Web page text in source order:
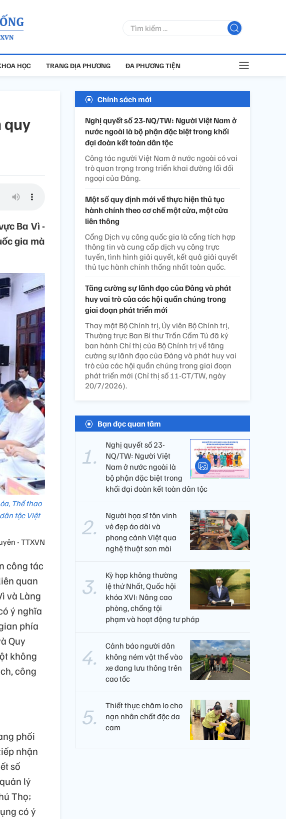
HỌC TRANG ĐỊA PHƯƠNG ĐA PHƯƠNG TIỆN
quy
Ba Vì -
gia mà
Thể thao
tộc Việt
- TTXVN
công tác
quan
và Làng
ý nghĩa
phía
Quy
không
công
phối
nhận
số
lý
Thọ;
có ý
Chính sách mới
Nghị quyết số 23-NQ/TW: Người Việt Nam ở
nước ngoài là bộ phận đặc biệt trong khối
đại đoàn kết toàn dân tộc
Công tác người Việt Nam ở nước ngoài có vai
trò quan trọng trong triển khai đường lối đối
ngoại của Đảng.
Một số quy định mới về thực hiện thủ tục
hành chính theo cơ chế một cửa, một cửa
liên thông
Cổng Dịch vụ công quốc gia là cổng tích hợp
thông tin và cung cấp dịch vụ công trực
tuyến, tình hình giải quyết, kết quả giải quyết
thủ tục hành chính thống nhất toàn quốc.
Tăng cường sự lãnh đạo của Đảng và phát
huy vai trò của các hội quần chúng trong
giai đoạn phát triển mới
Thay mặt Bộ Chính trị, Ủy viên Bộ Chính trị,
Thường trực Ban Bí thư Trần Cẩm Tú đã ký
ban hành Chỉ thị của Bộ Chính trị về tăng
cường sự lãnh đạo của Đảng và phát huy vai
trò của các hội quần chúng trong giai đoạn
phát triển mới (Chỉ thị số 11-CT/TW, ngày
20/7/2026).
Bạn đọc quan tâm
Nghị quyết số 23-
NQ/TW: Người Việt
Nam ở nước ngoài là
bộ phận đặc biệt trong
khối đại đoàn kết toàn dân tộc
Người họa sĩ tôn vinh
vẻ đẹp áo dài và
phong cảnh Việt qua
nghệ thuật sơn mài
Kỳ họp không thường
lệ thứ Nhất, Quốc hội
khóa XVI: Nâng cao
phòng, chống tội
phạm và hoạt động tư pháp
Cảnh báo người dân
không ném vật thể vào
xe đang lưu thông trên
cao tốc
Thiết thực chăm lo cho
nạn nhân chất độc da
cam